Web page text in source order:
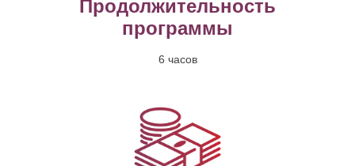
Продолжительность
программы
6 часов